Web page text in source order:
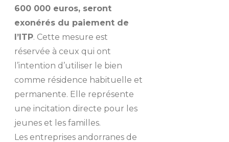
600 000 euros, seront
exonérés du paiement de
l’ITP. Cette mesure est
réservée à ceux qui ont
l’intention d’utiliser le bien
comme résidence habituelle et
permanente. Elle représente
une incitation directe pour les
jeunes et les familles.
Les entreprises andorranes de